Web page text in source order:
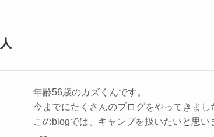
年齢56歳のカズくんです。
今までにたくさんのブログをやってきまし
このblogでは、キャンプを扱いたいと思い